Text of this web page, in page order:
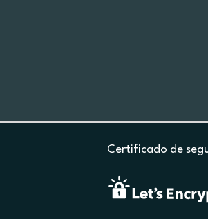
Certificado de